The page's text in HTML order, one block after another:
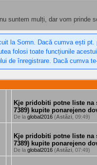
suntem mulți, dar vom
la Somn. Dacă cumva ești
folosi toate funcțiunile
de înregistrare. Dacă cumva
Kje pridobiti potne liste na
7389) kupite ponarejeno
De laglobal2016 (Astăzi , 09:49)
Kje pridobiti potne liste na
7389) kupite ponarejeno
De laglobal2016 (Astăzi , 07:49)